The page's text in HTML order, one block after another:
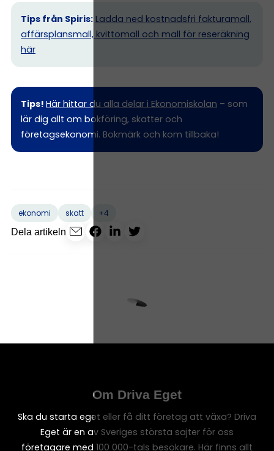
Tips från Spiris: Ladda ned kostnadsfri fakturamall,
affärsplansmall, kvittomall och mall för reseräkning
här
Tips! Här hittar du alla delar i Ekonomiskolan – som
lär dig allt om bokföring, skatter och
företagsekonomi. Bokmärk och kom tillbaka!
ekonomi skatt
+4
Dela artikeln
Om Driva Eget
Ska du starta eget eller få ditt företag att växa? Driva
Eget är en av Sveriges största sajter för oss
företagare med 100 000-tals besökare. Här finns allt